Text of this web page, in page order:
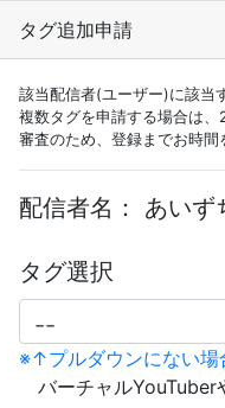
タグ追加申請
該当配信者(ユーザー)に該当
複数タグを申請する場合は、
審査のため、登録までお時間
配信者名： あいず
タグ選択
※↑プルダウンにない場
バーチャルYouTuber